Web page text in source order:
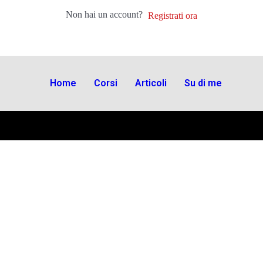
Non hai un account? Registrati ora
Home Corsi Articoli Su di me